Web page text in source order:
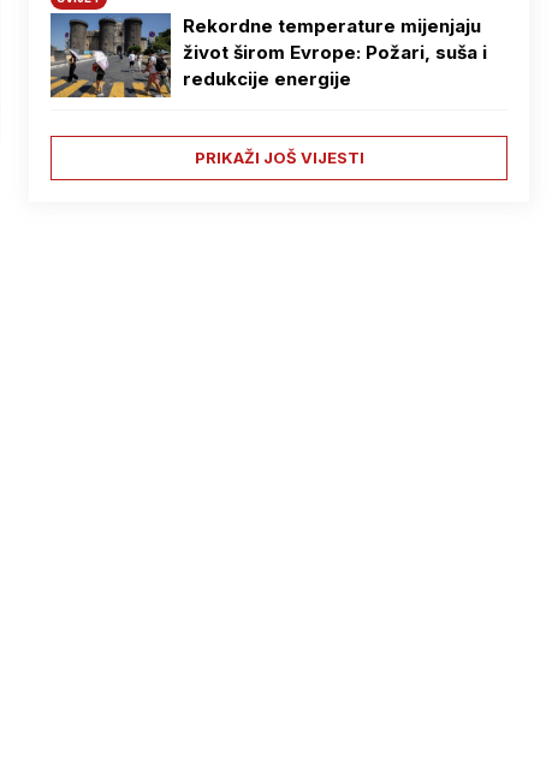
Rekordne temperature mijenjaju
život širom Evrope: Požari, suša i
redukcije energije
PRIKAŽI JOŠ VIJESTI